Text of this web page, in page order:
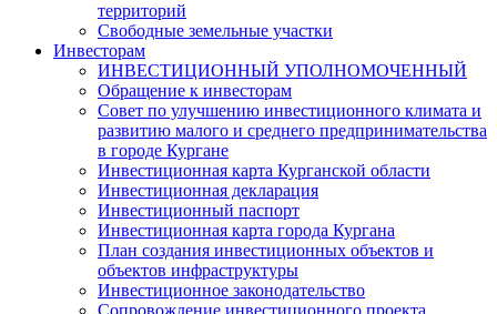
территорий
Свободные земельные участки
Инвесторам
ИНВЕСТИЦИОННЫЙ УПОЛНОМОЧЕННЫЙ
Обращение к инвесторам
Совет по улучшению инвестиционного климата и
развитию малого и среднего предпринимательства
в городе Кургане
Инвестиционная карта Курганской области
Инвестиционная декларация
Инвестиционный паспорт
Инвестиционная карта города Кургана
План создания инвестиционных объектов и
объектов инфраструктуры
Инвестиционное законодательство
Сопровождение инвестиционного проекта